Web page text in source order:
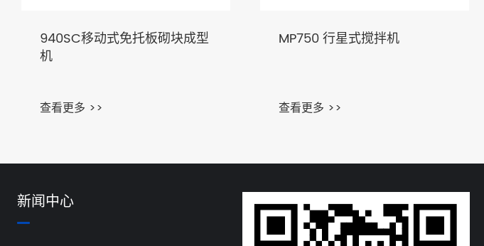
940SC移动式免托板砌块成型
机
查看更多 >>
MP750 行星式搅拌机
查看更多 >>
新闻中心